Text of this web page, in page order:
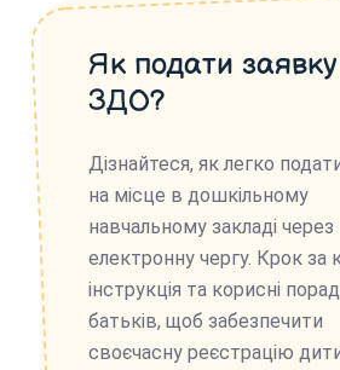
Як подати
ЗДО?
Дізнайтеся, як легко
на місце в дошкільному
навчальному закладі через
електронну чергу. Крок за
інструкція та корисні
батьків, щоб забезпечити
своєчасну реєстрацію